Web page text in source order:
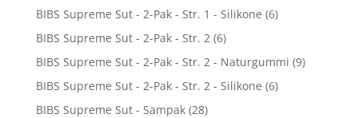
BIBS Supreme Sut - 2-Pak - Str. 1 - Silikone (6)
BIBS Supreme Sut - 2-Pak - Str. 2 (6)
BIBS Supreme Sut - 2-Pak - Str. 2 - Naturgummi (9)
BIBS Supreme Sut - 2-Pak - Str. 2 - Silikone (6)
BIBS Supreme Sut - Sampak (28)